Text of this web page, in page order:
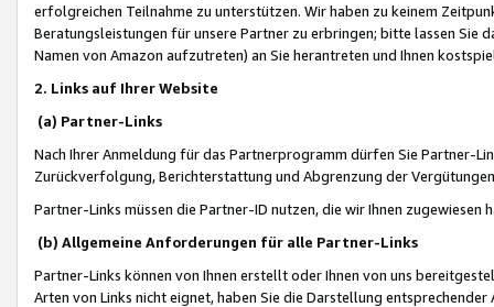
erfolgreichen Teilnahme zu unterstützen. Wir haben zu keinem
Beratungsleistungen für unsere Partner zu erbringen; bitte lassen Sie
Namen von Amazon aufzutreten) an Sie herantreten und Ihnen
2. Links auf Ihrer Website
(a) Partner-Links
Nach Ihrer Anmeldung für das Partnerprogramm dürfen Sie Partner-
Zurückverfolgung, Berichterstattung und Abgrenzung der
Partner-Links müssen die Partner-ID nutzen, die wir Ihnen zugewiesen
(b) Allgemeine Anforderungen für alle Partner-Links
Partner-Links können von Ihnen erstellt oder Ihnen von uns
Arten von Links nicht eignet, haben Sie die Darstellung